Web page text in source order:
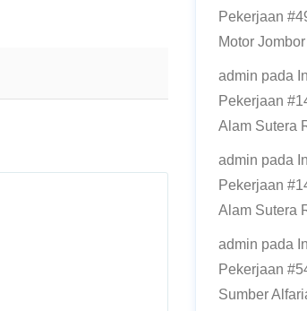
Pekerjaan
Motor Jombor
admin pada
Pekerjaan
Alam Sutera
admin pada
Pekerjaan
Alam Sutera
admin pada
Pekerjaan
Sumber